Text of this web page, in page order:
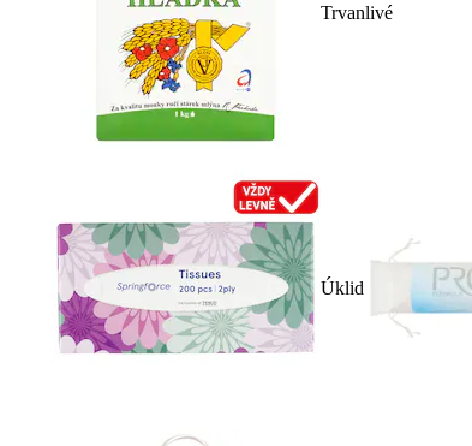
Trvanlivé
Úklid